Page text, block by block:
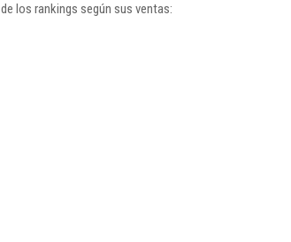
los rankings según sus ventas: